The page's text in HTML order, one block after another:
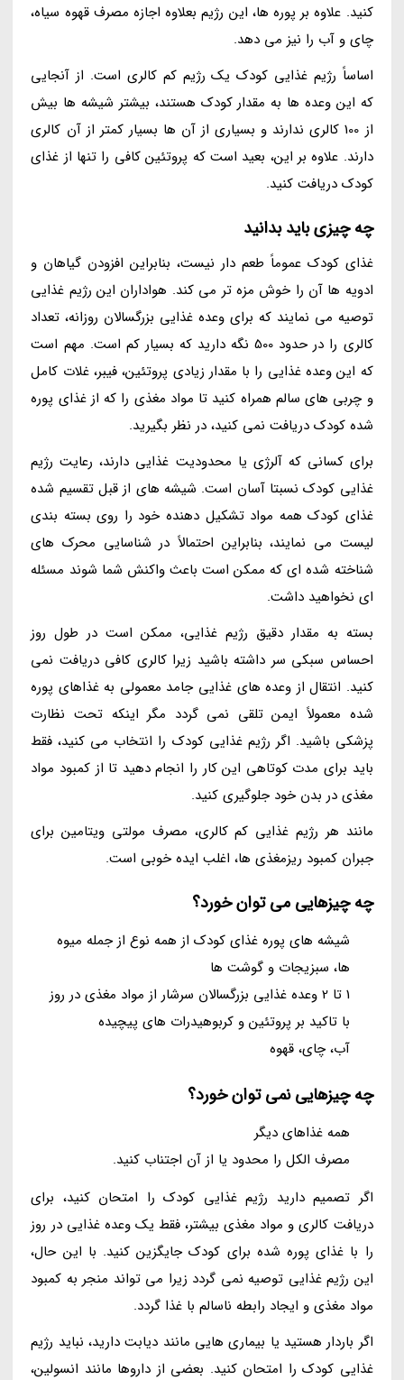
کنید. علاوه بر پوره ها، این رژیم بعلاوه اجازه مصرف قهوه سیاه،
چای و آب را نیز می دهد.
اساساً رژیم غذایی کودک یک رژیم کم کالری است. از آنجایی
که این وعده ها به مقدار کودک هستند، بیشتر شیشه ها بیش
از 100 کالری ندارند و بسیاری از آن ها بسیار کمتر از آن کالری
دارند. علاوه بر این، بعید است که پروتئین کافی را تنها از غذای
کودک دریافت کنید.
چه چیزی باید بدانید
غذای کودک عموماً طعم دار نیست، بنابراین افزودن گیاهان و
ادویه ها آن را خوش مزه تر می کند. هواداران این رژیم غذایی
توصیه می نمایند که برای وعده غذایی بزرگسالان روزانه، تعداد
کالری را در حدود 500 نگه دارید که بسیار کم است. مهم است
که این وعده غذایی را با مقدار زیادی پروتئین، فیبر، غلات کامل
و چربی های سالم همراه کنید تا مواد مغذی را که از غذای پوره
شده کودک دریافت نمی کنید، در نظر بگیرید.
برای کسانی که آلرژی یا محدودیت غذایی دارند، رعایت رژیم
غذایی کودک نسبتا آسان است. شیشه های از قبل تقسیم شده
غذای کودک همه مواد تشکیل دهنده خود را روی بسته بندی
لیست می نمایند، بنابراین احتمالاً در شناسایی محرک های
شناخته شده ای که ممکن است باعث واکنش شما شوند مسئله
ای نخواهید داشت.
بسته به مقدار دقیق رژیم غذایی، ممکن است در طول روز
احساس سبکی سر داشته باشید زیرا کالری کافی دریافت نمی
کنید. انتقال از وعده های غذایی جامد معمولی به غذاهای پوره
شده معمولاً ایمن تلقی نمی گردد مگر اینکه تحت نظارت
پزشکی باشید. اگر رژیم غذایی کودک را انتخاب می کنید، فقط
باید برای مدت کوتاهی این کار را انجام دهید تا از کمبود مواد
مغذی در بدن خود جلوگیری کنید.
مانند هر رژیم غذایی کم کالری، مصرف مولتی ویتامین برای
جبران کمبود ریزمغذی ها، اغلب ایده خوبی است.
چه چیزهایی می توان خورد؟
شیشه های پوره غذای کودک از همه نوع از جمله میوه
ها، سبزیجات و گوشت ها
1 تا 2 وعده غذایی بزرگسالان سرشار از مواد مغذی در روز
با تاکید بر پروتئین و کربوهیدرات های پیچیده
آب، چای، قهوه
چه چیزهایی نمی توان خورد؟
همه غذاهای دیگر
مصرف الکل را محدود یا از آن اجتناب کنید.
اگر تصمیم دارید رژیم غذایی کودک را امتحان کنید، برای
دریافت کالری و مواد مغذی بیشتر، فقط یک وعده غذایی در روز
را با غذای پوره شده برای کودک جایگزین کنید. با این حال،
این رژیم غذایی توصیه نمی گردد زیرا می تواند منجر به کمبود
مواد مغذی و ایجاد رابطه ناسالم با غذا گردد.
اگر باردار هستید یا بیماری هایی مانند دیابت دارید، نباید رژیم
غذایی کودک را امتحان کنید. بعضی از داروها مانند انسولین،